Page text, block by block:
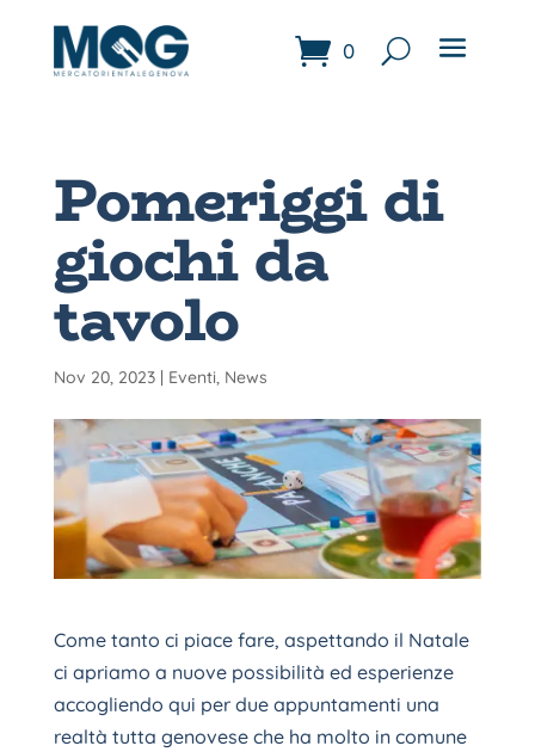
0
Pomeriggi di
giochi da
tavolo
Nov 20, 2023| Eventi, News
Come tanto ci piace fare, aspettando il Natale
ci apriamo a nuove possibilità ed esperienze
accogliendo qui per due appuntamenti una
realtà tutta genovese che ha molto in comune